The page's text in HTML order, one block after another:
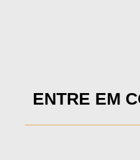
ENTRE EM